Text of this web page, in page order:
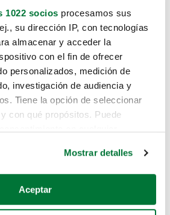
1022 socios procesamos sus
su dirección IP, con tecnologías
almacenar y acceder la
con el fin de ofrecer
personalizados, medición de
investigación de audiencia y
Tiene la opción de seleccionar
con qué propósitos. Puede
quisiéramos:
sobre su ubicación geográfica
Mostrar detalles
Aceptar
no sabemos como
hasta aquí.
el coche que estás
de estos enlaces:
mano